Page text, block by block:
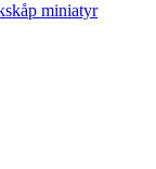
miniatyr